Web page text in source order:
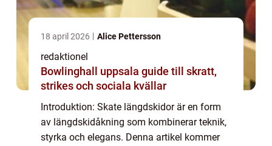
18 april 2026 Alice Pettersson
redaktionel
Bowlinghall uppsala guide till skratt,
strikes och sociala kvällar
Introduktion: Skate längdskidor är en form
av längdskidåkning som kombinerar teknik,
styrka och elegans. Denna artikel kommer